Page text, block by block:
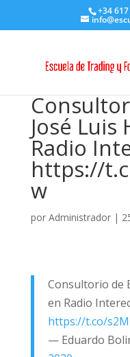
+34
José
Radio
https://
w
por Administrador|
Consultorio de
en Radio
https://t.co/
— Eduardo